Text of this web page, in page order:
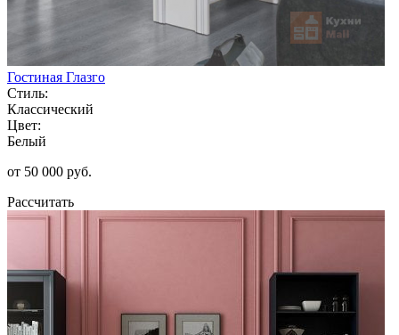
Гостиная Глазго
Стиль:
Классический
Цвет:
Белый
от 50 000 руб.
Рассчитать